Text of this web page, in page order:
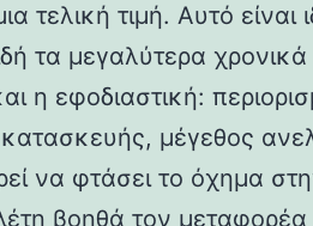
τελική τιμή. Αυτό είναι
τα μεγαλύτερα χρονικά
η εφοδιαστική:
κατασκευής, μέγεθος
να φτάσει το όχημα
βοηθά τον μεταφορέα